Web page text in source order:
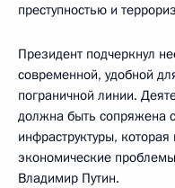
преступностью и
Президент подчеркнул
современной, удобной
пограничной линии.
должна быть сопряжена
инфраструктуры,
экономические
Владимир Путин.